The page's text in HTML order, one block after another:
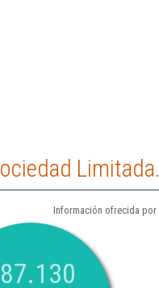
Limitada.
Información ofrecida por